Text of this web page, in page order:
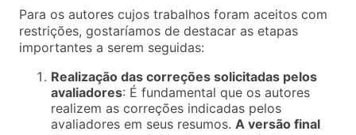
Para os autores cujos trabalhos foram aceitos com
restrições, gostaríamos de destacar as etapas
importantes a serem seguidas:
Realização das correções solicitadas pelos
avaliadores: É fundamental que os autores
realizem as correções indicadas pelos
avaliadores em seus resumos. A versão final